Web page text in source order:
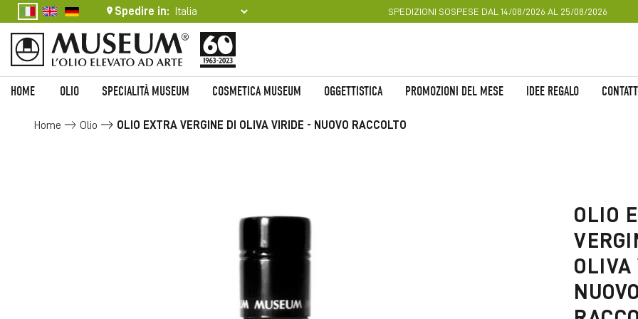
Spedire in: SPEDIZIONI SOSPESE DAL 14/08/2026 AL 25/08/2026
HOME OLIO SPECIALITÀ MUSEUM COSMETICA MUSEUM OGGETTISTICA PROMOZIONI DEL MESE IDEE REGALO
Home Olio OLIO EXTRA VERGINE DI OLIVA VIRIDE - NUOVO RACCOLTO
galleria
immagini
OLIO
NUOVO